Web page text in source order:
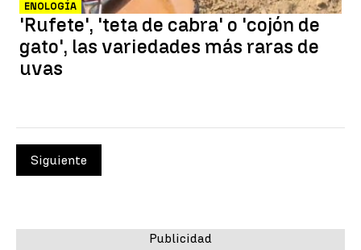
ENOLOGÍA
'Rufete', 'teta de cabra' o 'cojón de
gato', las variedades más raras de
uvas
Siguiente